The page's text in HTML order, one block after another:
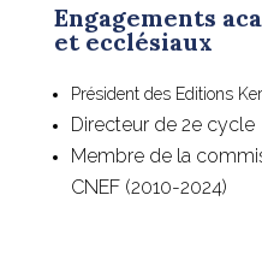
Engagements
et ecclésiaux
Président des Editions
Directeur de 2e cycle
Membre de la
CNEF (2010-2024)